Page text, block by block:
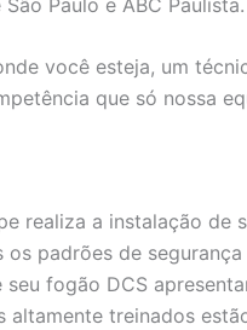
você esteja, um
que só nossa
realiza a instalação de
padrões de
seu fogão DCS
altamente treinados